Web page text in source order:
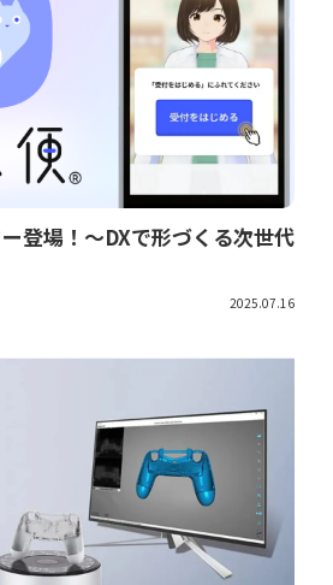
登場！～DXで形づくる次世代
2025.07.16